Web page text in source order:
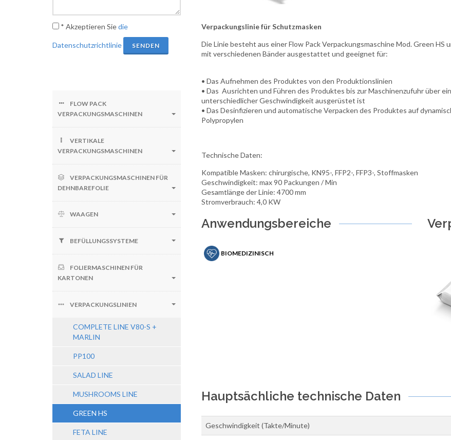
Verpackungslinie für Schutzmasken
Die Linie besteht aus einer Flow Pack Verpackungsmaschine Mod. Green
mit verschiedenen Bänder ausgestattet und geeignet für:
• Das Aufnehmen des Produktes von den Produktionslinien
• Das Ausrichten und Führen des Produktes bis zur Maschinenzufuhr über
unterschiedlicher Geschwindigkeit ausgerüstet ist
• Das Desinfizieren und automatische Verpacken des Produktes auf
Polypropylen
Technische Daten:
Kompatible Masken: chirurgische, KN95-, FFP2-, FFP3-, Stoffmasken
Geschwindigkeit: max 90 Packungen / Min
Gesamtlänge der Linie: 4700 mm
Stromverbrauch: 4,0 KW
Anwendungsbereiche
BIOMEDIZINISCH
Hauptsächliche technische Daten
Geschwindigkeit (Takte/Minute)
* Akzeptieren Siedie
Datenschutzrichtlinie SENDEN
FLOW PACK
VERPACKUNGSMASCHINEN
VERTIKALE
VERPACKUNGSMASCHINEN
VERPACKUNGSMASCHINEN FÜR
DEHNBAREFOLIE
WAAGEN
BEFÜLLUNGSSYSTEME
FOLIERMASCHINEN FÜR
KARTONEN
VERPACKUNGSLINIEN
COMPLETE LINE V80-S +
MARLIN
PP100
SALAD LINE
MUSHROOMS LINE
GREEN HS
FETA LINE